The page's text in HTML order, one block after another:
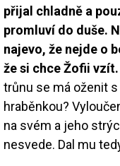
přijal chladně a
promluví do duše.
najevo, že nejde o
že si chce Žofii vzít.
trůnu se má oženit
hraběnkou?
na svém a jeho
nesvede. Dal mu